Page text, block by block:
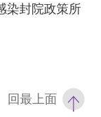
染封院政策所
回最上面